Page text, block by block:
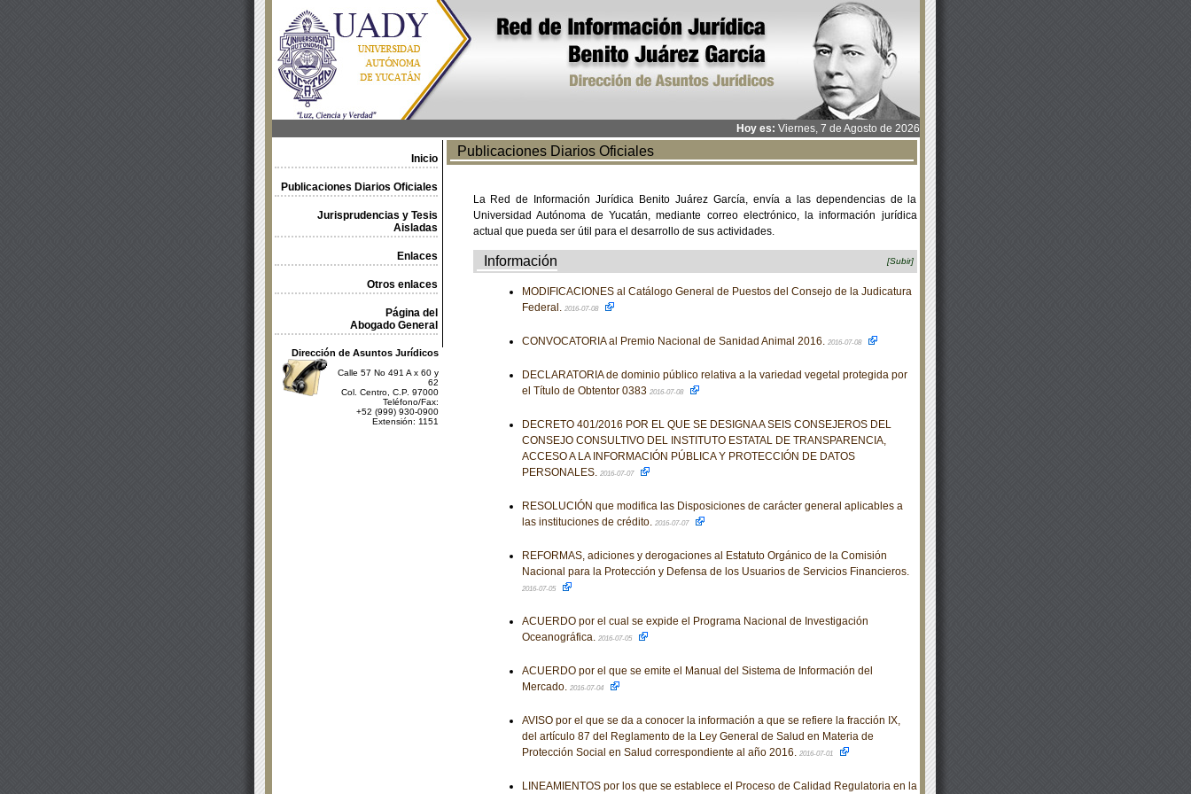
Hoy es: Viernes, 7 de Agosto de 2026
Inicio
Publicaciones Diarios Oficiales
Jurisprudencias y Tesis
Aisladas
Enlaces
Otros enlaces
Página del
Abogado General
Dirección de Asuntos Jurídicos
Calle 57 No 491 A x 60 y
62
Col. Centro, C.P. 97000
Teléfono/Fax:
+52 (999) 930-0900
Extensión: 1151
Publicaciones Diarios Oficiales
La Red de Información Jurídica Benito Juárez García, envía a las dependencias de la
Universidad Autónoma de Yucatán, mediante correo electrónico, la información jurídica
actual que pueda ser útil para el desarrollo de sus actividades.
Información [Subir]
MODIFICACIONES al Catálogo General de Puestos del Consejo de la Judicatura
Federal. 2016-07-08
CONVOCATORIA al Premio Nacional de Sanidad Animal 2016. 2016-07-08
DECLARATORIA de dominio público relativa a la variedad vegetal protegida por
el Título de Obtentor 0383 2016-07-08
DECRETO 401/2016 POR EL QUE SE DESIGNA A SEIS CONSEJEROS DEL
CONSEJO CONSULTIVO DEL INSTITUTO ESTATAL DE TRANSPARENCIA,
ACCESO A LA INFORMACIÓN PÚBLICA Y PROTECCIÓN DE DATOS
PERSONALES. 2016-07-07
RESOLUCIÓN que modifica las Disposiciones de carácter general aplicables a
las instituciones de crédito. 2016-07-07
REFORMAS, adiciones y derogaciones al Estatuto Orgánico de la Comisión
Nacional para la Protección y Defensa de los Usuarios de Servicios Financieros.
2016-07-05
ACUERDO por el cual se expide el Programa Nacional de Investigación
Oceanográfica. 2016-07-05
ACUERDO por el que se emite el Manual del Sistema de Información del
Mercado. 2016-07-04
AVISO por el que se da a conocer la información a que se refiere la fracción IX,
del artículo 87 del Reglamento de la Ley General de Salud en Materia de
Protección Social en Salud correspondiente al año 2016. 2016-07-01
LINEAMIENTOS por los que se establece el Proceso de Calidad Regulatoria en la